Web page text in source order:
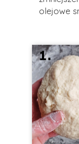
olejowe